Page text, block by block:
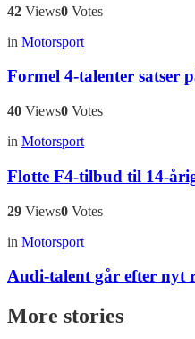
42 Views0 Votes
in Motorsport
Formel 4-talenter satser
40 Views0 Votes
in Motorsport
Flotte F4-tilbud til 14-
29 Views0 Votes
in Motorsport
Audi-talent går efter nyt
More stories